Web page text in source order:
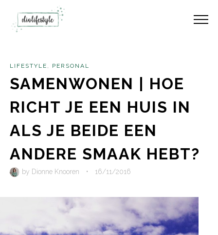
LIFESTYLE , PERSONAL
SAMENWONEN | HOE
RICHT JE EEN HUIS IN
ALS JE BEIDE EEN
ANDERE SMAAK HEBT?
by Dionne Knooren • 16/11/2016